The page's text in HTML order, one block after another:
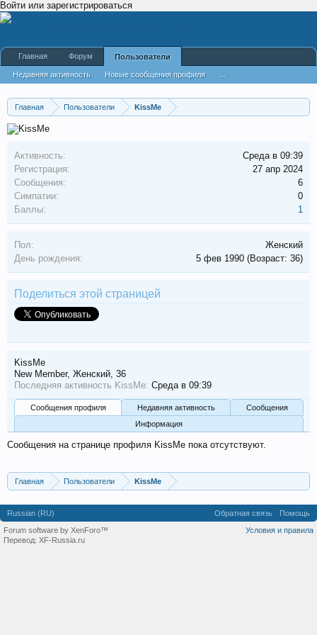
Войти или зарегистрироваться
Главная Пользователи KissMe
Активность:
Среда в 09:39
Регистрация:
27 апр 2024
Сообщения:
6
Симпатии:
0
Баллы:
1
Пол:
Женский
День рождения:
5 фев 1990 (Возраст: 36)
Поделиться этой страницей
KissMe
New Member, Женский, 36
Последняя активность KissMe: Среда в 09:39
Сообщения профиля Недавняя активность
Сообщения
Информация
Сообщения на странице профиля KissMe пока отсутствуют.
Главная Пользователи KissMe
Главная Форум Пользователи
Недавняя активность Новые сообщения профиля
Russian (RU) Обратная связь
Помощь
Условия и правила
Forum software by XenForo™
Перевод: XF-Russia.ru